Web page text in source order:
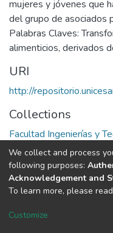
mujeres y jóvenes que
del grupo de asociados
Palabras Claves:
alimenticios, derivados
URI
http://
Collections
Facultad Ingenierías y
Full item page
DSpace software
Cookie
We collect and process
following purposes:
Acknowledgement and
To learn more, please
Customize